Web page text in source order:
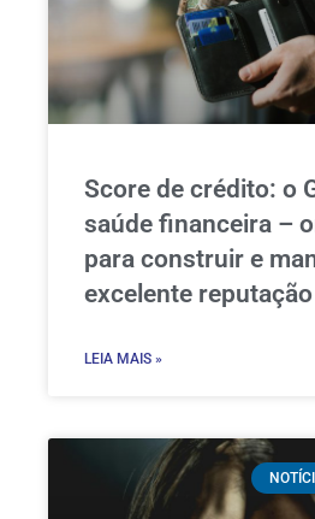
Score de crédito: o
saúde financeira –
para construir e
excelente
LEIA MAIS »